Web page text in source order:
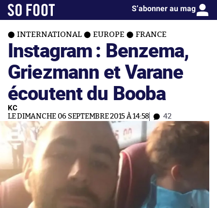
S’abonner au mag
INTERNATIONAL EUROPE FRANCE
Instagram : Benzema,
Griezmann et Varane
écoutent du Booba
KC
LE DIMANCHE 06 SEPTEMBRE 2015 À 14:58 42